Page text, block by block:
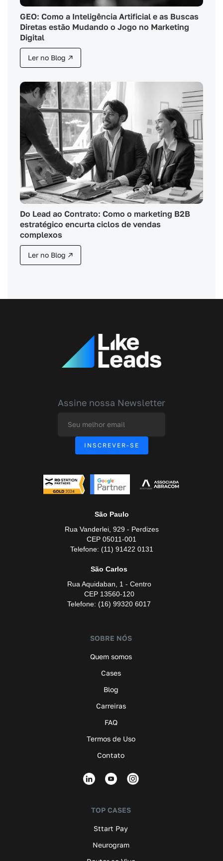
GEO: Como a Inteligência Artificial e as Buscas
Diretas estão Mudando o Jogo no Marketing
Digital
Ler no Blog ↗
Do Lead ao Contrato: Como o marketing B2B
estratégico encurta ciclos de vendas
complexos
Ler no Blog ↗
Assine nossa Newsletter
São Paulo
Rua Vanderlei, 929 - Perdizes
CEP 05011-001
Telefone: (11) 91422 0131
São Carlos
Rua Aquidaban, 1 - Centro
CEP 13560-120
Telefone: (16) 99320 6017
SOBRE NÓS
Quem somos
Cases
Blog
Carreiras
FAQ
Termos de Uso
Contato
TOP CASES
Sttart Pay
Neurogram